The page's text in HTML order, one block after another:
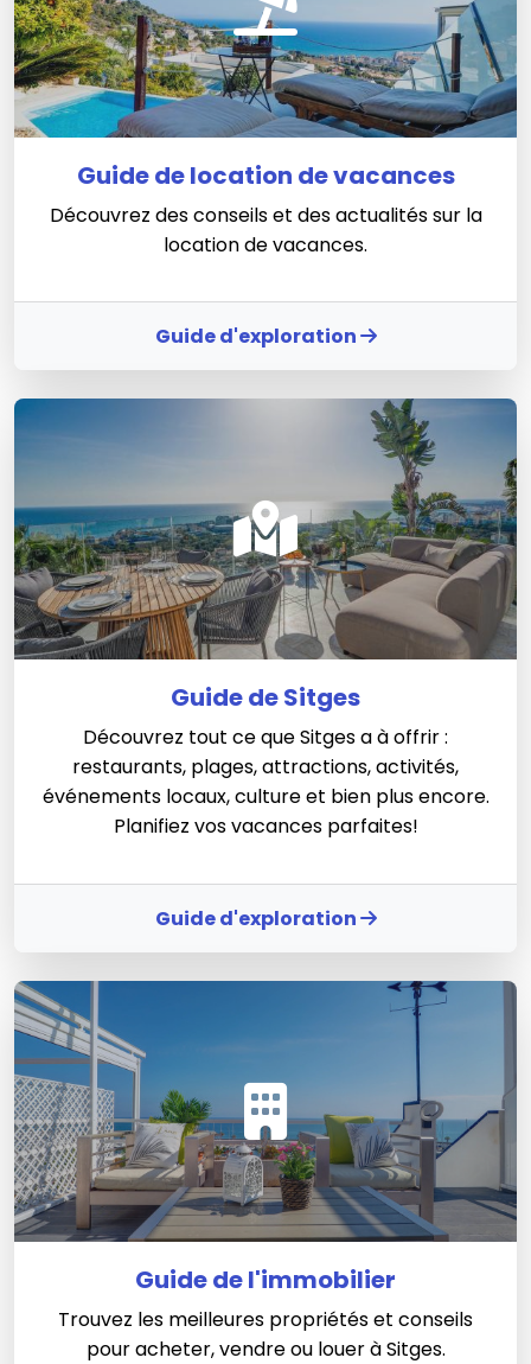
Guide de location de vacances
Découvrez des conseils et des actualités sur la
location de vacances.
Guide d'exploration
Guide de Sitges
Découvrez tout ce que Sitges a à offrir :
restaurants, plages, attractions, activités,
événements locaux, culture et bien plus encore.
Planifiez vos vacances parfaites!
Guide d'exploration
Guide de l'immobilier
Trouvez les meilleures propriétés et conseils
pour acheter, vendre ou louer à Sitges.